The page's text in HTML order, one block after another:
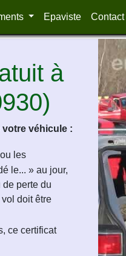
Epaviste Contact
à
véhicule :
les
le... » au jour,
perte du
doit être
ce certificat